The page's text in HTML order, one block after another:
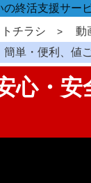
終活支援サー
チラシ
動
簡単・便利、値
心・